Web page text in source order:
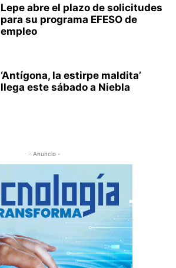
Lepe abre el plazo de solicitudes
para su programa EFESO de
empleo
‘Antígona, la estirpe maldita’
llega este sábado a Niebla
- Anuncio -